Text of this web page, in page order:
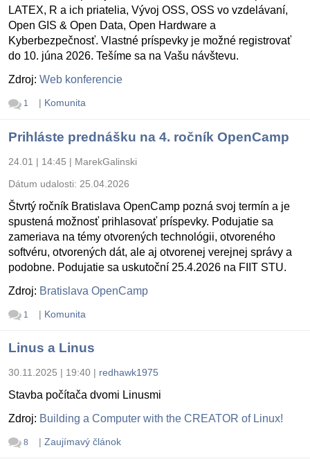
LATEX, R a ich priatelia, Vývoj OSS, OSS vo vzdelávaní,
Open GIS & Open Data, Open Hardware a
Kyberbezpečnosť. Vlastné príspevky je možné registrovať
do 10. júna 2026. Tešíme sa na Vašu návštevu.
Zdroj: Web konferencie
1 | Komunita
Prihláste prednášku na 4. ročník OpenCamp
24.01 | 14:45 | MarekGalinski
Dátum udalosti: 25.04.2026
Štvrtý ročník Bratislava OpenCamp pozná svoj termín a je
spustená možnosť prihlasovať príspevky. Podujatie sa
zameriava na témy otvorených technológii, otvoreného
softvéru, otvorených dát, ale aj otvorenej verejnej správy a
podobne. Podujatie sa uskutoční 25.4.2026 na FIIT STU.
Zdroj: Bratislava OpenCamp
1 | Komunita
Linus a Linus
30.11.2025 | 19:40 | redhawk1975
Stavba počítača dvomi Linusmi
Zdroj: Building a Computer with the CREATOR of Linux!
8 | Zaujímavý článok